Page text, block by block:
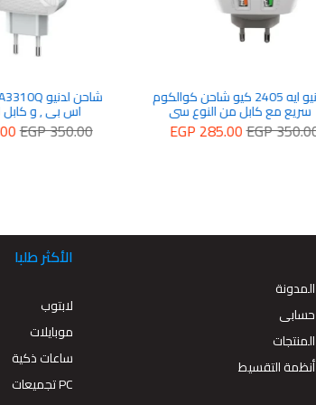
شاحن لدنيو A3310Q مع 3 منافذ يو
اس بي , و كابل لايتنينج IOS
EGP 285.00EGP 350.00
المدونة
حسابى
المنتجات
أنظمة التقسيط
الأكثر طلبا
لابتوب
موبايلات
ساعات ذكية
PC تجميعات